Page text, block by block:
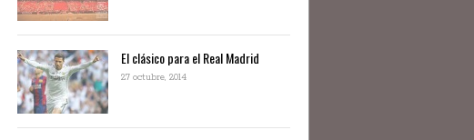
El clásico para el Real Madrid
27 octubre, 2014